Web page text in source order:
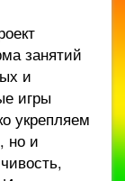
занятий
и
игры
укрепляем
но и